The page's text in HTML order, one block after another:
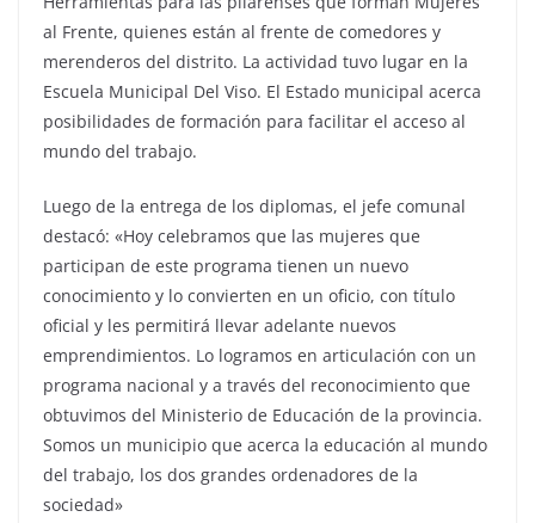
al Frente, quienes están al frente de comedores y
merenderos del distrito. La actividad tuvo lugar en la
Escuela Municipal Del Viso. El Estado municipal acerca
posibilidades de formación para facilitar el acceso al
mundo del trabajo.
Luego de la entrega de los diplomas, el jefe comunal
destacó: «Hoy celebramos que las mujeres que
participan de este programa tienen un nuevo
conocimiento y lo convierten en un oficio, con título
oficial y les permitirá llevar adelante nuevos
emprendimientos. Lo logramos en articulación con un
programa nacional y a través del reconocimiento que
obtuvimos del Ministerio de Educación de la provincia.
Somos un municipio que acerca la educación al mundo
del trabajo, los dos grandes ordenadores de la
sociedad»